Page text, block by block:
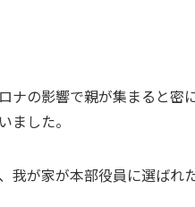
ナの影響で親が集まると密
ました。
我が家が本部役員に選ばれた